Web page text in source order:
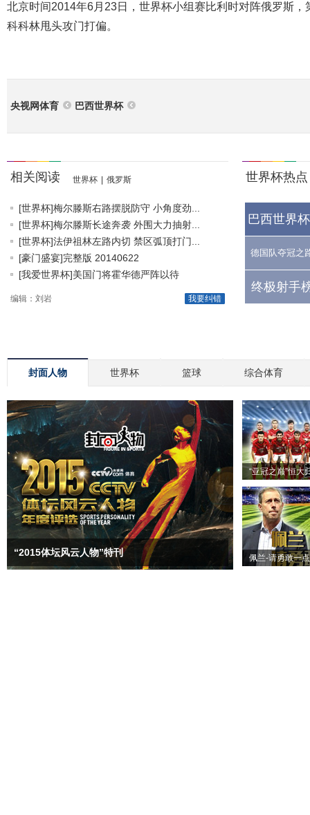
北京时间2014年6月23日，世界杯小组赛比利时对阵俄罗斯
科科林甩头攻门打偏。
央视网体育 巴西世界杯
相关阅读 世界杯 俄罗斯
[世界杯]梅尔滕斯右路摆脱防守 小角度劲...
[世界杯]梅尔滕斯长途奔袭 外围大力抽射...
[世界杯]法伊祖林左路内切 禁区弧顶打门...
[豪门盛宴]完整版 20140622
[我爱世界杯]美国门将霍华德严阵以待
我要纠错
编辑：刘岩
世界杯热点
巴西世界
德国队夺冠之
终极射手
封面人物 世界杯 篮球 综合体育
“2015体坛风云人物”特刊
“亚冠之巅”恒大
佩兰-请勇敢一点